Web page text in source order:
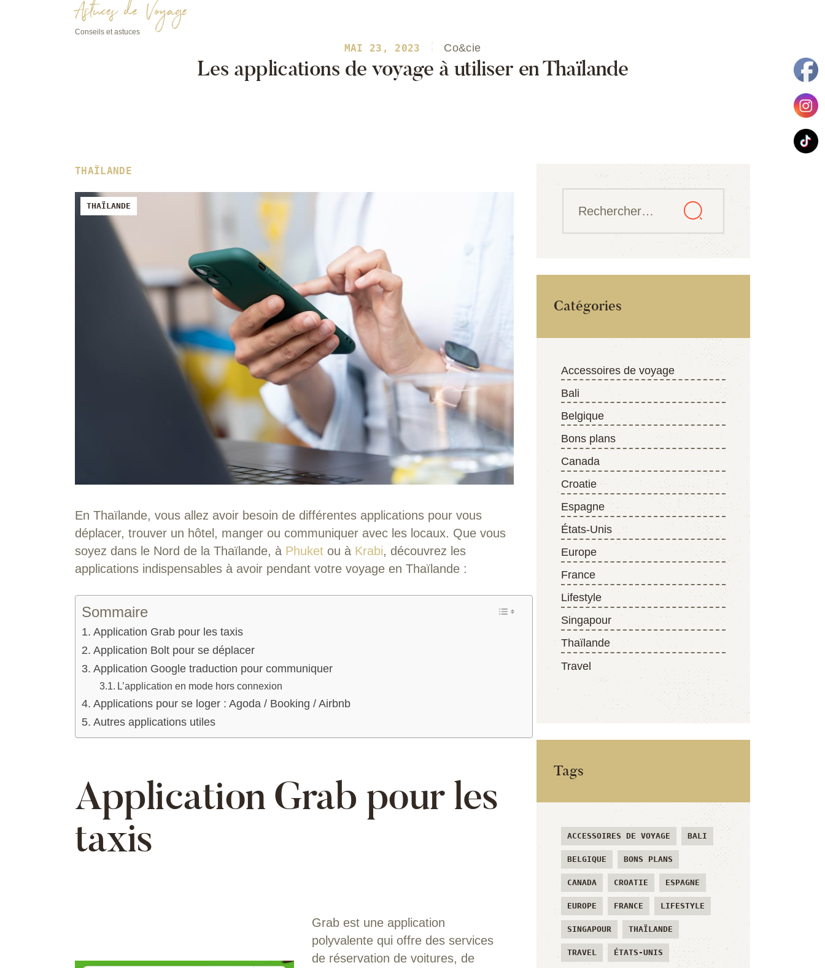
Astuces de Voyage
Conseils et astuces
MAI 23, 2023 Co&cie
Les applications de voyage à utiliser en Thaïlande
Astuces de Voyage
THAÏLANDE
THAÏLANDE
En Thaïlande, vous allez avoir besoin de différentes applications pour vous
déplacer, trouver un hôtel, manger ou communiquer avec les locaux. Que vous
soyez dans le Nord de la Thaïlande, à Phuket ou à Krabi, découvrez les
applications indispensables à avoir pendant votre voyage en Thaïlande :
Sommaire
Application Grab pour les taxis
Application Bolt pour se déplacer
Application Google traduction pour communiquer
L’application en mode hors connexion
Applications pour se loger : Agoda / Booking / Airbnb
Autres applications utiles
Application Grab pour les
taxis
Grab est une application
polyvalente qui offre des services
de réservation de voitures, de
Catégories
Accessoires de voyage
Bali
Belgique
Bons plans
Canada
Croatie
Espagne
États-Unis
Europe
France
Lifestyle
Singapour
Thaïlande
Travel
Tags
ACCESSOIRES DE VOYAGE BALI
BELGIQUE BONS PLANS
CANADA CROATIE ESPAGNE
EUROPE FRANCE LIFESTYLE
SINGAPOUR THAÏLANDE
TRAVEL ÉTATS-UNIS